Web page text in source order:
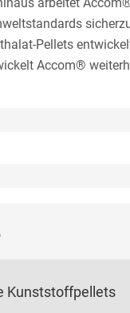
Pellets
Accom®
Kunststoffpellets